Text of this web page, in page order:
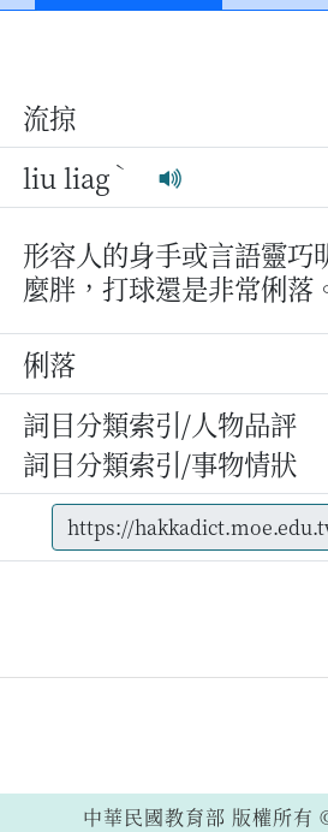
流掠
liu liag ˋ
形容人的身手或言語靈巧
麼胖，打球還是非常俐落
俐落
詞目分類索引/人物品評
詞目分類索引/事物情狀
中華民國教育部 版權所